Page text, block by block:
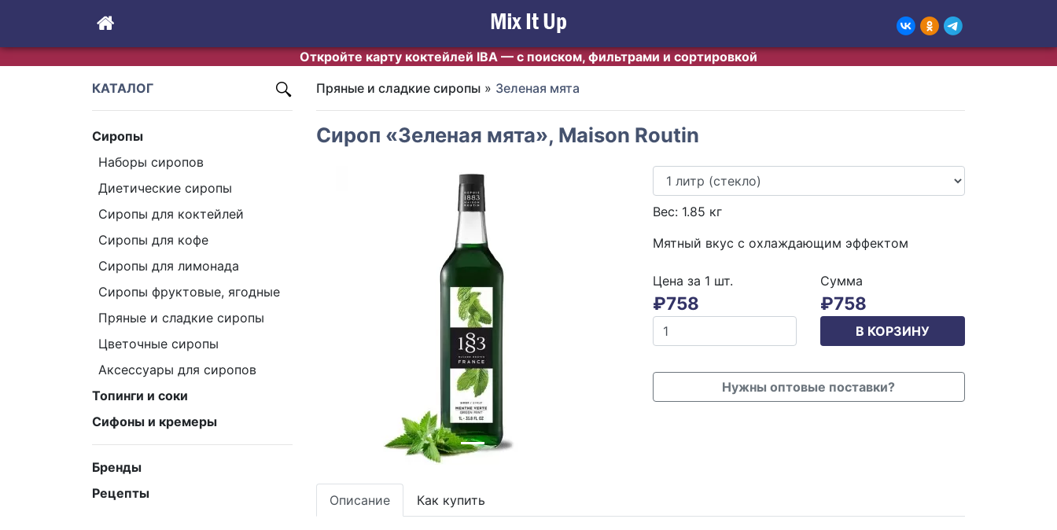
Откройте карту коктейлей IBA — с поиском, фильтрами и сортировкой
КАТАЛОГ
Сиропы
Наборы сиропов
Диетические сиропы
Сиропы для коктейлей
Сиропы для кофе
Сиропы для лимонада
Cиропы фруктовые, ягодные
Пряные и сладкие сиропы
Цветочные сиропы
Аксессуары для сиропов
Топинги и соки
Сифоны и кремеры
Бренды
Рецепты
Пряные и сладкие сиропы » Зеленая мята
Сироп «Зеленая мята», Maison Routin
Вес: 1.85 кг
Мятный вкус с охлаждающим эффектом
Цена за 1 шт.
₽758
Сумма
₽758
В КОРЗИНУ
Нужны оптовые поставки?
Описание Как купить